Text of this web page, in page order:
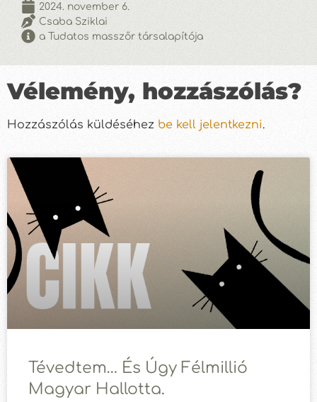
2024. november 6.
Csaba Sziklai
a Tudatos masszőr társalapítója
Vélemény, hozzászólás?
Hozzászólás küldéséhez be kell jelentkezni.
Tévedtem… És Úgy Félmillió
Magyar Hallotta.